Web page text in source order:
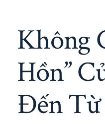
Không
Hồn”
Đến